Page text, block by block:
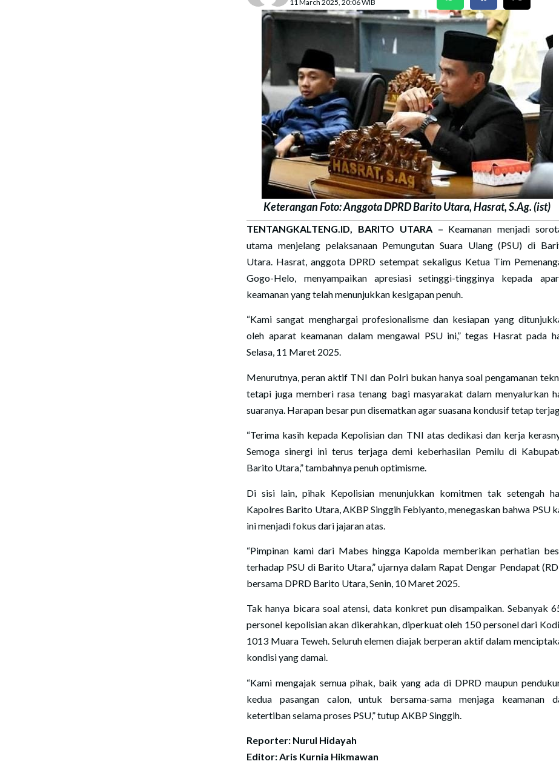
11 March 2025, 20:06 WIB
Keterangan Foto: Anggota DPRD Barito Utara, Hasrat, S.Ag. (ist)
TENTANGKALTENG.ID, BARITO UTARA – Keamanan menjadi
utama menjelang pelaksanaan Pemungutan Suara Ulang (PSU) di
Utara. Hasrat, anggota DPRD setempat sekaligus Ketua Tim
Gogo-Helo, menyampaikan apresiasi setinggi-tingginya kepada
keamanan yang telah menunjukkan kesigapan penuh.
“Kami sangat menghargai profesionalisme dan kesiapan yang
oleh aparat keamanan dalam mengawal PSU ini,” tegas Hasrat pada
Selasa, 11 Maret 2025.
Menurutnya, peran aktif TNI dan Polri bukan hanya soal pengamanan
tetapi juga memberi rasa tenang bagi masyarakat dalam menyalurkan
suaranya. Harapan besar pun disematkan agar suasana kondusif tetap
“Terima kasih kepada Kepolisian dan TNI atas dedikasi dan kerja
Semoga sinergi ini terus terjaga demi keberhasilan Pemilu di
Barito Utara,” tambahnya penuh optimisme.
Di sisi lain, pihak Kepolisian menunjukkan komitmen tak setengah
Kapolres Barito Utara, AKBP Singgih Febiyanto, menegaskan bahwa PSU
ini menjadi fokus dari jajaran atas.
“Pimpinan kami dari Mabes hingga Kapolda memberikan perhatian
terhadap PSU di Barito Utara,” ujarnya dalam Rapat Dengar Pendapat
bersama DPRD Barito Utara, Senin, 10 Maret 2025.
Tak hanya bicara soal atensi, data konkret pun disampaikan. Sebanyak
personel kepolisian akan dikerahkan, diperkuat oleh 150 personel dari
1013 Muara Teweh. Seluruh elemen diajak berperan aktif dalam
kondisi yang damai.
“Kami mengajak semua pihak, baik yang ada di DPRD maupun
kedua pasangan calon, untuk bersama-sama menjaga keamanan
ketertiban selama proses PSU,” tutup AKBP Singgih.
Reporter: Nurul Hidayah
Editor: Aris Kurnia Hikmawan